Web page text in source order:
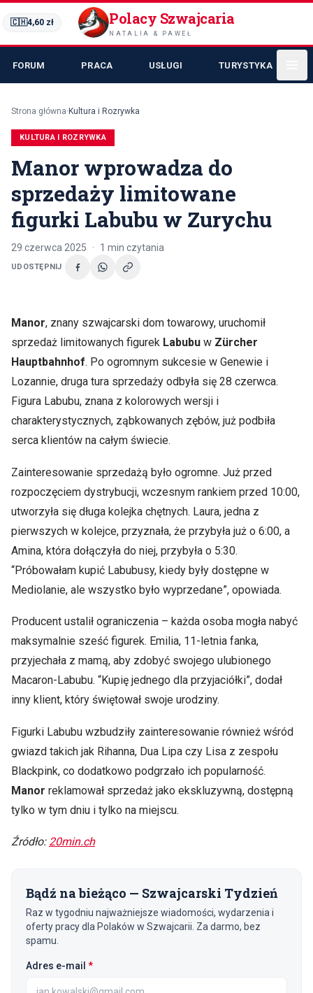
🇨🇭4,60 zł Polacy Szwajcaria
NATALIA & PAWEŁ
FORUM PRACA USŁUGI TURYSTYKA
Strona główna· Kultura i Rozrywka
KULTURA I ROZRYWKA
Manor wprowadza do
sprzedaży limitowane
figurki Labubu w Zurychu
29 czerwca 2025 · 1 min czytania
UDOSTĘPNIJ
Manor, znany szwajcarski dom towarowy, uruchomił
sprzedaż limitowanych figurek Labubu w Zürcher
Hauptbahnhof. Po ogromnym sukcesie w Genewie i
Lozannie, druga tura sprzedaży odbyła się 28 czerwca.
Figura Labubu, znana z kolorowych wersji i
charakterystycznych, ząbkowanych zębów, już podbiła
serca klientów na całym świecie.
Zainteresowanie sprzedażą było ogromne. Już przed
rozpoczęciem dystrybucji, wczesnym rankiem przed 10:00,
utworzyła się długa kolejka chętnych. Laura, jedna z
pierwszych w kolejce, przyznała, że przybyła już o 6:00, a
Amina, która dołączyła do niej, przybyła o 5:30.
“Próbowałam kupić Labubusy, kiedy były dostępne w
Mediolanie, ale wszystko było wyprzedane”, opowiada.
Producent ustalił ograniczenia – każda osoba mogła nabyć
maksymalnie sześć figurek. Emilia, 11-letnia fanka,
przyjechała z mamą, aby zdobyć swojego ulubionego
Macaron-Labubu. “Kupię jednego dla przyjaciółki”, dodał
inny klient, który świętował swoje urodziny.
Figurki Labubu wzbudziły zainteresowanie również wśród
gwiazd takich jak Rihanna, Dua Lipa czy Lisa z zespołu
Blackpink, co dodatkowo podgrzało ich popularność.
Manor reklamował sprzedaż jako ekskluzywną, dostępną
tylko w tym dniu i tylko na miejscu.
Źródło: 20min.ch
Bądź na bieżąco — Szwajcarski Tydzień
Raz w tygodniu najważniejsze wiadomości, wydarzenia i
oferty pracy dla Polaków w Szwajcarii. Za darmo, bez
spamu.
Adres e-mail *(wymagane)